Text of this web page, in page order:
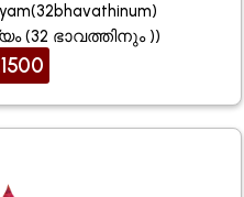
(32 ഭാവത്തിനും ))